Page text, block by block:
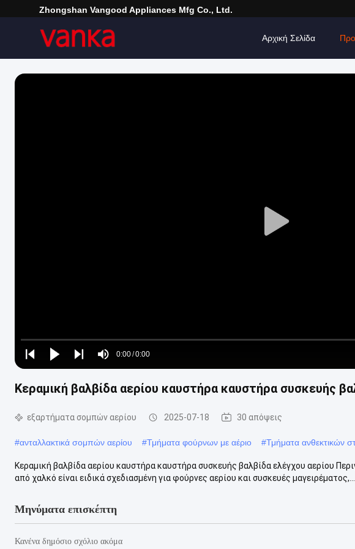
Zhongshan Vangood Appliances Mfg Co., Ltd.
Αρχική Σελίδα
Play
Play
Play
Play
Mute
Time
0:00/0:00
Loaded:
0%
Κεραμική βαλβίδα αερίου καυστήρα καυστήρα συσκευής
εξαρτήματα σομπών αερίου 2025-07-18 30 απόψεις
#ανταλλακτικά σομπών αερίου #Τμήματα φούρνων με αέριο #Τμήματα ανθεκτικών
Κεραμική βαλβίδα αερίου καυστήρα καυστήρα συσκευής βαλβίδα ελέγχου αερίου
από χαλκό είναι ειδικά σχεδιασμένη για φούρνες αερίου και συσκευές μαγειρέματος,...
Μηνύματα επισκέπτη
Κανένα δημόσιο σχόλιο ακόμα